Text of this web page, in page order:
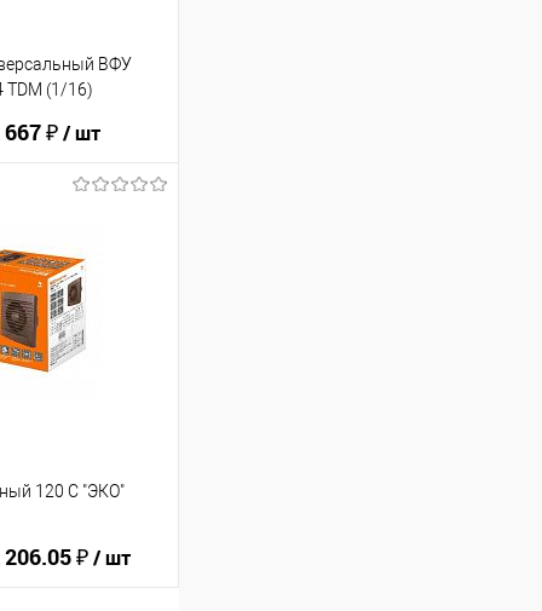
ВФУ
TDM (1/16)
667 ₽/ шт
В избранное
120 С "ЭКО"
206.05 ₽/ шт